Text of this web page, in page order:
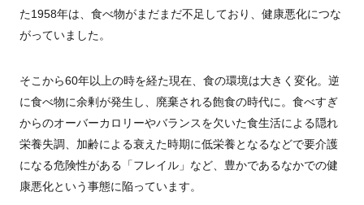
た1958年は、食べ物がまだまだ不足しており、健康悪化につな
がっていました。
そこから60年以上の時を経た現在、食の環境は大きく変化。逆
に食べ物に余剰が発生し、廃棄される飽食の時代に。食べすぎ
からのオーバーカロリーやバランスを欠いた食生活による隠れ
栄養失調、加齢による衰えた時期に低栄養となるなどで要介護
になる危険性がある「フレイル」など、豊かであるなかでの健
康悪化という事態に陥っています。